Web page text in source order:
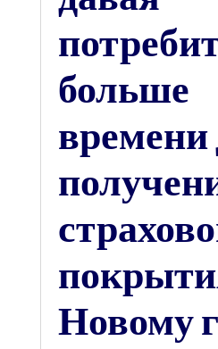
больше
времени
Новому